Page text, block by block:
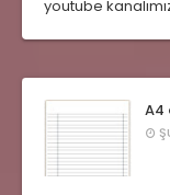
youtube
A4